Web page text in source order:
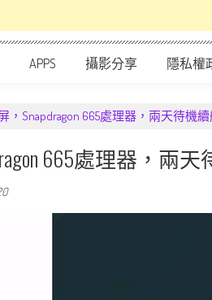
APPS 攝影分享 隱私權
Snapdragon 665處理器，兩天待機續
665處理器，兩天